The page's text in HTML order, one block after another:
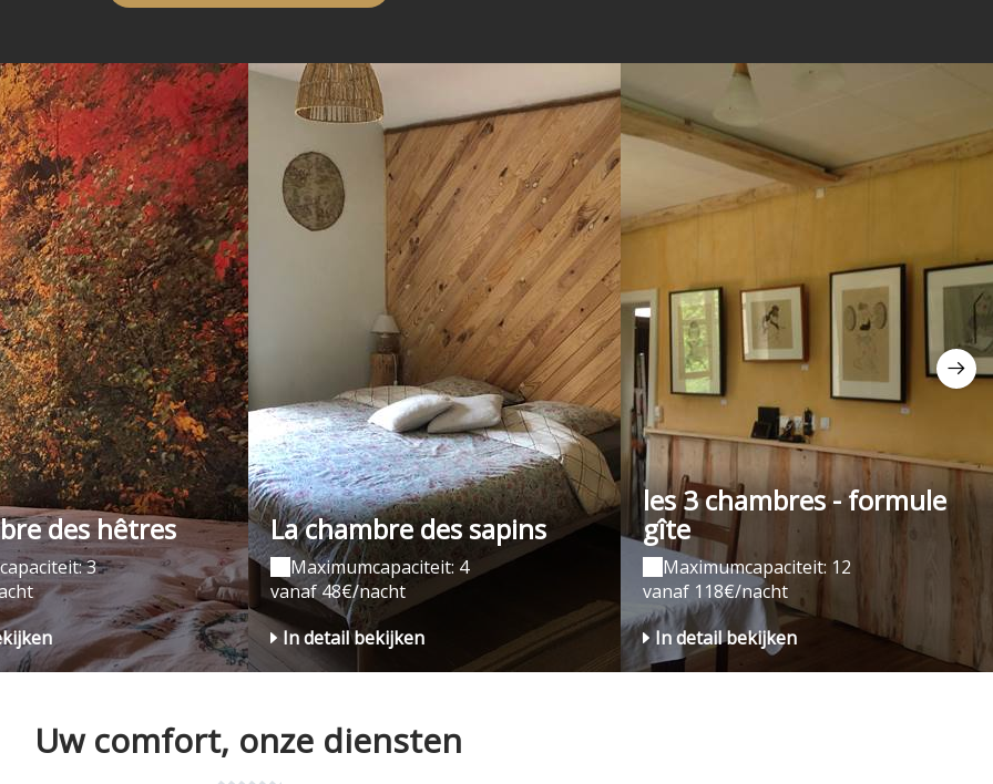
des hêtres
3
La chambre des sapins
Maximumcapaciteit: 4
vanaf 48€/nacht
In detail bekijken
les 3 chambres - formule
gîte
Maximumcapaciteit: 12
vanaf 118€/nacht
In detail bekijken
Uw comfort, onze diensten